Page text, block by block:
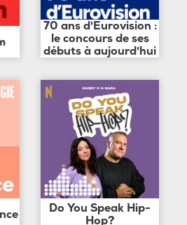
70 ans d'Eurovision :
le concours de ses
débuts à aujourd'hui
Do You Speak Hip-
Hop?